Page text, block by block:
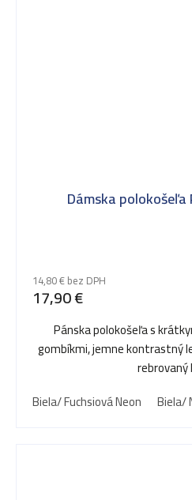
Dámska polokošeľa
14,80 € bez DPH
17,90 €
Pánska polokošeľa s
gombíkmi, jemne kontrastný
rebrovaný
Biela/ Fuchsiová Neon
Biela/